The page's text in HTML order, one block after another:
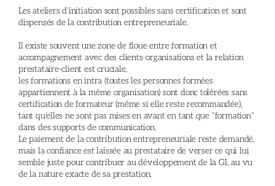
Les ateliers d’initiation sont possibles sans certification et sont
dispensés de la contribution entrepreneuriale.
Il existe souvent une zone de floue entre formation et
accompagnement avec des clients-organisations et la relation
prestataire-client est cruciale,
les formations en intra (toutes les personnes formées
appartiennent à la même organisation) sont donc tolérées sans
certification de formateur (même si elle reste recommandée),
tant qu’elles ne sont pas mises en avant en tant que “formation”
dans des supports de communication.
Le paiement de la contribution entrepreneuriale reste demandé,
mais la confiance est laissée au prestataire de verser ce qui lui
semble juste pour contribuer au développement de la GI, au vu
de la nature exacte de sa prestation.